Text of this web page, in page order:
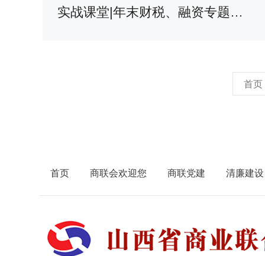
实战课堂|年末财税、融资专题助力企业发展
首页
首页 商联会欢迎您 商联党建 清廉建设